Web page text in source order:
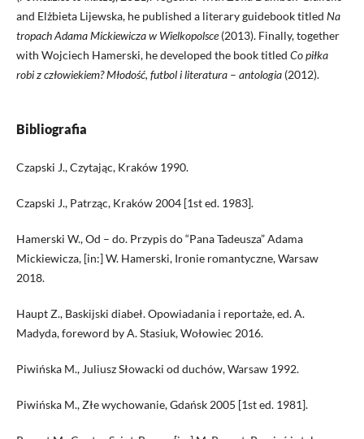
and Elżbieta Lijewska, he published a literary guidebook titled Na
tropach Adama Mickiewicza w Wielkopolsce(2013). Finally, together
with Wojciech Hamerski, he developed the book titled Co piłka
robi z człowiekiem? Młodość, futbol i literatura – antologia (2012).
Bibliografia
Czapski J., Czytając, Kraków 1990.
Czapski J., Patrząc, Kraków 2004 [1st ed. 1983].
Hamerski W., Od – do. Przypis do “Pana Tadeusza” Adama
Mickiewicza, [in:] W. Hamerski, Ironie romantyczne, Warsaw
2018.
Haupt Z., Baskijski diabeł. Opowiadania i reportaże, ed. A.
Madyda, foreword by A. Stasiuk, Wołowiec 2016.
Piwińska M., Juliusz Słowacki od duchów, Warsaw 1992.
Piwińska M., Złe wychowanie, Gdańsk 2005 [1st ed. 1981].